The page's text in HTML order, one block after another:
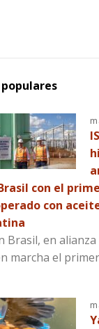
con el
con
Brasil, en
marcha el